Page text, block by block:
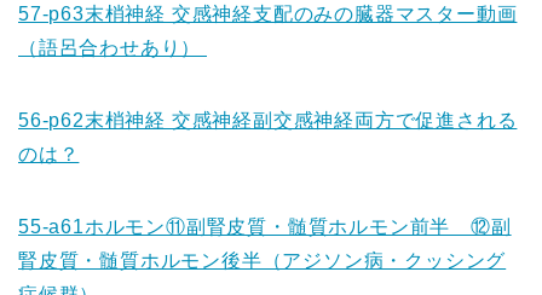
57-p63末梢神経 交感神経支配のみの臓器マスター動画
（語呂合わせあり）
56-p62末梢神経 交感神経副交感神経両方で促進される
のは？
55-a61ホルモン⑪副腎皮質・髄質ホルモン前半 ⑫副
腎皮質・髄質ホルモン後半（アジソン病・クッシング